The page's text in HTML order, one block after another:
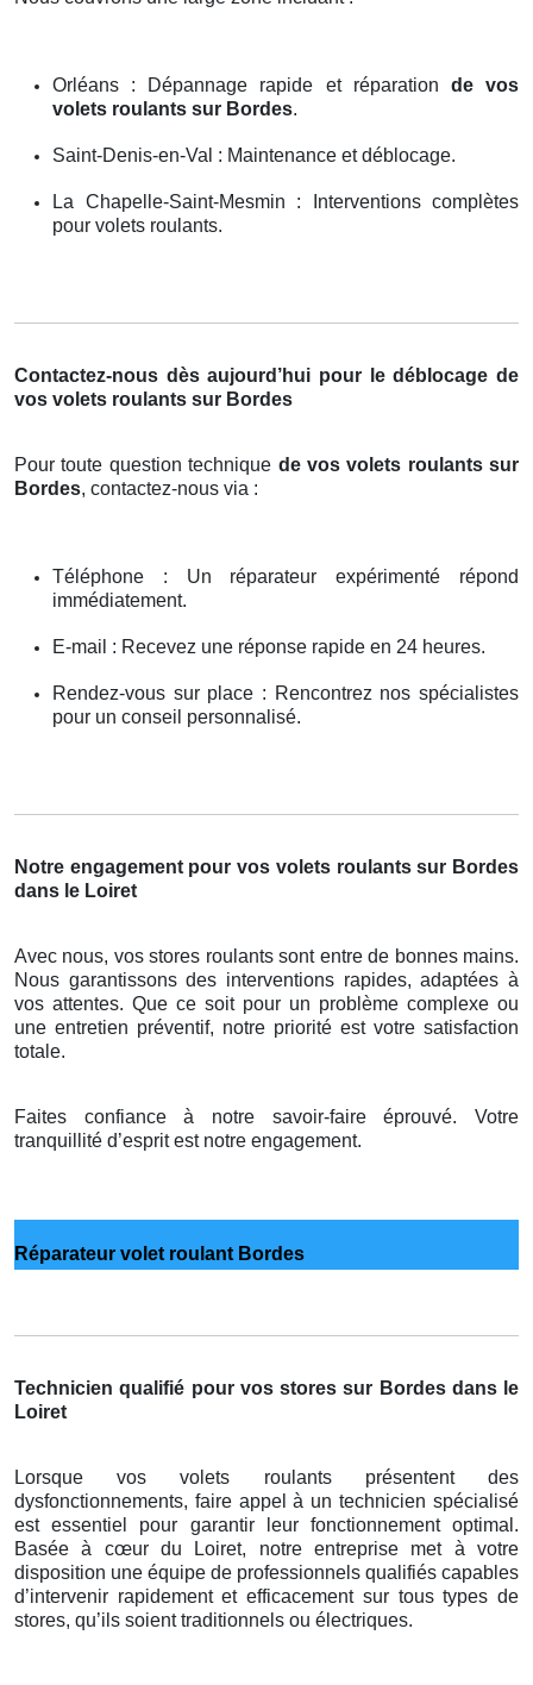
Orléans : Dépannage rapide et réparation de vos
volets roulants sur Bordes.
Saint-Denis-en-Val : Maintenance et déblocage.
La Chapelle-Saint-Mesmin : Interventions complètes
pour volets roulants.
Contactez-nous dès aujourd’hui pour le déblocage de
vos volets roulants sur Bordes
Pour toute question technique de vos volets roulants sur
Bordes, contactez-nous via :
Téléphone : Un réparateur expérimenté répond
immédiatement.
E-mail : Recevez une réponse rapide en 24 heures.
Rendez-vous sur place : Rencontrez nos spécialistes
pour un conseil personnalisé.
Notre engagement pour vos volets roulants sur Bordes
dans le Loiret
Avec nous, vos stores roulants sont entre de bonnes mains.
Nous garantissons des interventions rapides, adaptées à
vos attentes. Que ce soit pour un problème complexe ou
une entretien préventif, notre priorité est votre satisfaction
totale.
Faites confiance à notre savoir-faire éprouvé. Votre
tranquillité d’esprit est notre engagement.
Réparateur volet roulant Bordes
Technicien qualifié pour vos stores sur Bordes dans le
Loiret
Lorsque vos volets roulants présentent des
dysfonctionnements, faire appel à un technicien spécialisé
est essentiel pour garantir leur fonctionnement optimal.
Basée à cœur du Loiret, notre entreprise met à votre
disposition une équipe de professionnels qualifiés capables
d’intervenir rapidement et efficacement sur tous types de
stores, qu’ils soient traditionnels ou électriques.